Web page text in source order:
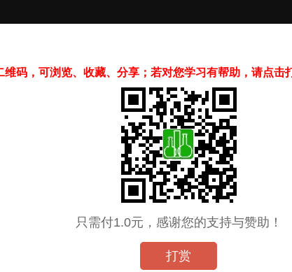
维码，可浏览、收藏、分享；若对您学习有帮助，请点击
只需付1.0元，感谢您的支持与赞助！
打赏